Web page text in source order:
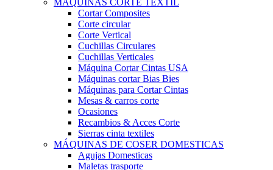
Cortar Composites
Corte circular
Corte Vertical
Cuchillas Circulares
Cuchillas Verticales
Máquina Cortar Cintas USA
Máquinas cortar Bias Bies
Máquinas para Cortar Cintas
Mesas & carros corte
Ocasiones
Recambios & Acces Corte
Sierras cinta textiles
MÁQUINAS DE COSER DOMESTICAS
Agujas Domesticas
Maletas trasporte